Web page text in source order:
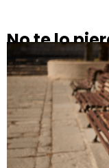
No te lo